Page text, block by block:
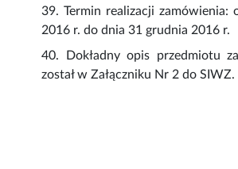
39. Termin realizacji zamówienia:
2016 r. do dnia 31 grudnia 2016 r.
40. Dokładny opis przedmiotu
został w Załączniku Nr 2 do SIWZ.